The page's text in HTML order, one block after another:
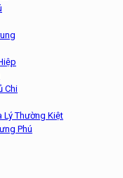
Chi
Thường Kiệt
Phú